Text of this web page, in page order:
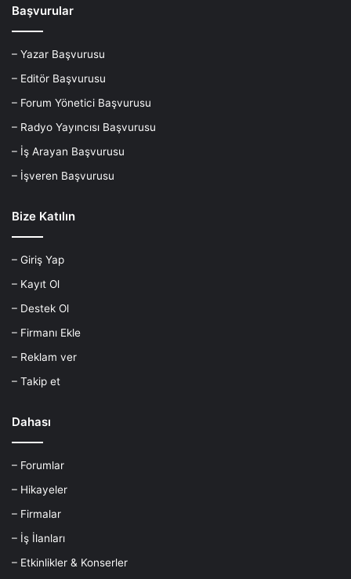
Başvurular
– Yazar Başvurusu
– Editör Başvurusu
– Forum Yönetici Başvurusu
– Radyo Yayıncısı Başvurusu
– İş Arayan Başvurusu
– İşveren Başvurusu
Bize Katılın
– Giriş Yap
– Kayıt Ol
– Destek Ol
– Firmanı Ekle
– Reklam ver
– Takip et
Dahası
– Forumlar
– Hikayeler
– Firmalar
– İş İlanları
– Etkinlikler & Konserler